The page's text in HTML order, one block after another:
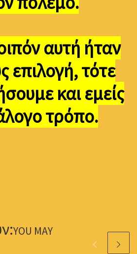
αυτή ήταν
επιλογή, τότε
και εμείς
τρόπο.
YOU MAY